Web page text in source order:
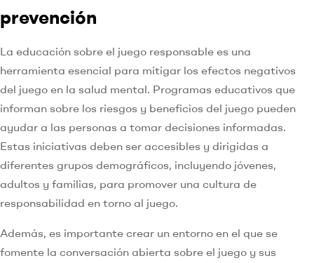
prevención
La educación sobre el juego responsable es una
herramienta esencial para mitigar los efectos negativos
del juego en la salud mental. Programas educativos que
informan sobre los riesgos y beneficios del juego pueden
ayudar a las personas a tomar decisiones informadas.
Estas iniciativas deben ser accesibles y dirigidas a
diferentes grupos demográficos, incluyendo jóvenes,
adultos y familias, para promover una cultura de
responsabilidad en torno al juego.
Además, es importante crear un entorno en el que se
fomente la conversación abierta sobre el juego y sus